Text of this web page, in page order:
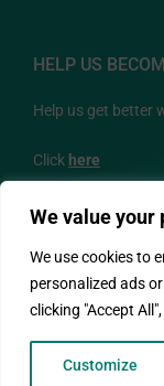
We value your
We use cookies to
personalized ads
clicking "Accept
Customize
HELP US
Help us get better
Click here
BİZİ TAKİP EDİN